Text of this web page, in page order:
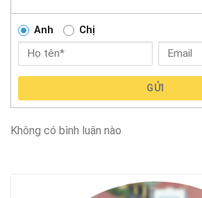
Anh Chị
GỬI
Không có bình luận nào